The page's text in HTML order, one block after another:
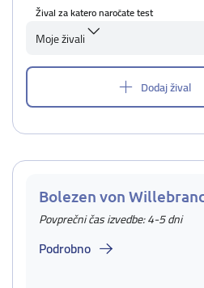
Žival za katero naročate test
Moje živali
Dodaj žival
Bolezen von
Povprečni čas izvedbe: 4-5 dni
Podrobno